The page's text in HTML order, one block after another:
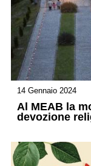
14 Gennaio 2024
Al MEAB la
devozione